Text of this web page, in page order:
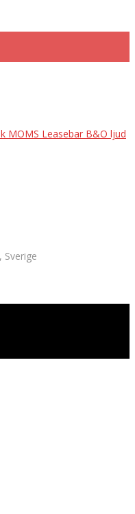
MOMS Leasebar B&O ljud
Sverige